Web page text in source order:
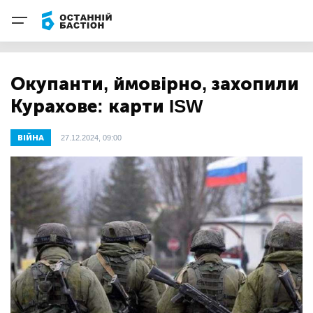
Окупанти, ймовірно, захопили
Курахове: карти ISW
ВІЙНА 27.12.2024, 09:00